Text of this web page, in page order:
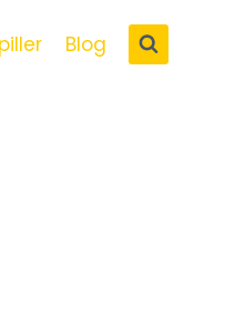
Blog